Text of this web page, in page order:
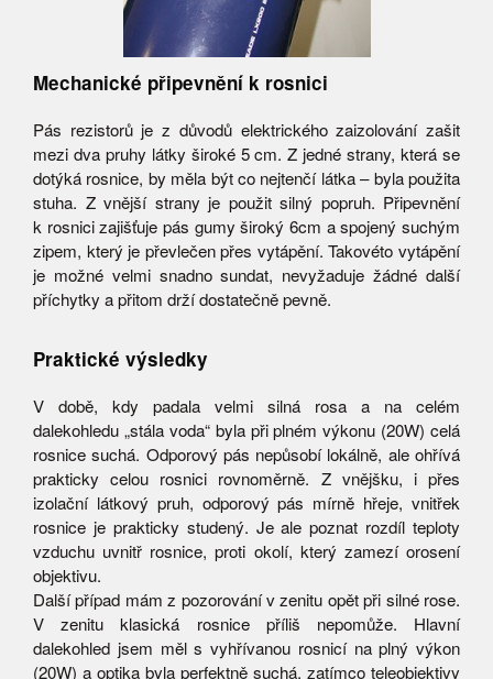
Mechanické připevnění k rosnici
Pás rezistorů je z důvodů elektrického zaizolování zašit
mezi dva pruhy látky široké 5 cm. Z jedné strany, která se
dotýká rosnice, by měla být co nejtenčí látka – byla použita
stuha. Z vnější strany je použit silný popruh. Připevnění
k rosnici zajišťuje pás gumy široký 6cm a spojený suchým
zipem, který je převlečen přes vytápění. Takovéto vytápění
je možné velmi snadno sundat, nevyžaduje žádné další
příchytky a přitom drží dostatečně pevně.
Praktické výsledky
V době, kdy padala velmi silná rosa a na celém
dalekohledu „stála voda“ byla při plném výkonu (20W) celá
rosnice suchá. Odporový pás nepůsobí lokálně, ale ohřívá
prakticky celou rosnici rovnoměrně. Z vnějšku, i přes
izolační látkový pruh, odporový pás mírně hřeje, vnitřek
rosnice je prakticky studený. Je ale poznat rozdíl teploty
vzduchu uvnitř rosnice, proti okolí, který zamezí orosení
objektivu.
Další případ mám z pozorování v zenitu opět při silné rose.
V zenitu klasická rosnice příliš nepomůže. Hlavní
dalekohled jsem měl s vyhřívanou rosnicí na plný výkon
(20W) a optika byla perfektně suchá, zatímco teleobjektivy